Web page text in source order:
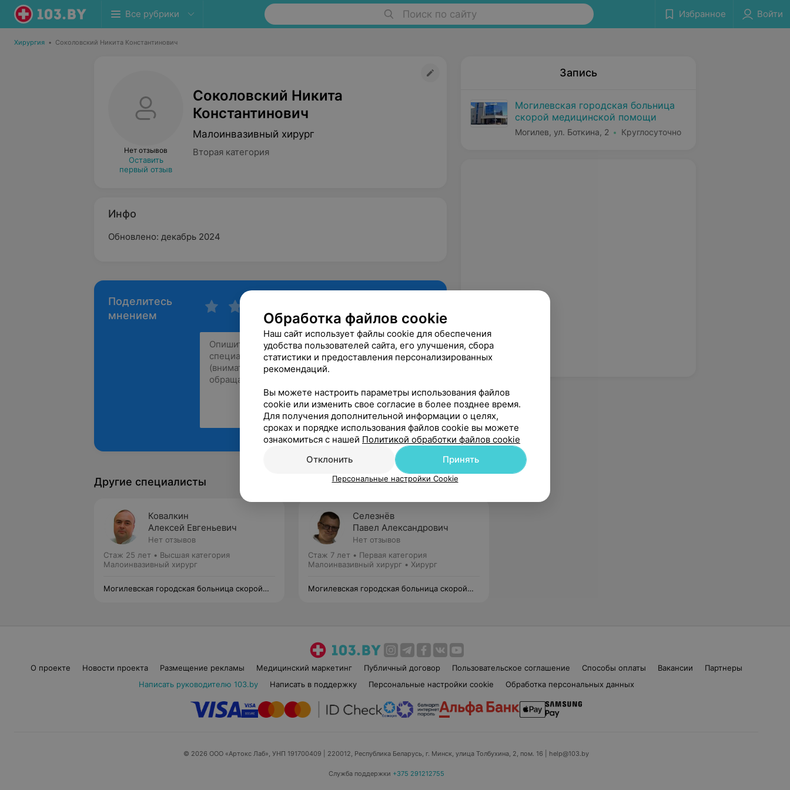
Все рубрики Поиск по сайту Избранное Войти
Хирургия • Соколовский Никита Константинович
Нет отзывов
Оставить
первый отзыв
Соколовский Никита
Константинович
Малоинвазивный хирург
Вторая категория
Инфо
Обновлено: декабрь 2024
Поделитесь
мнением
Рекомендую
Запись
Могилевская городская больница
скорой медицинской помощи
Могилев, ул. Боткина, 2 Круглосуточно
Другие специалисты
Ковалкин
Алексей Евгеньевич
Нет отзывов
Стаж 25 лет • Высшая категория
Малоинвазивный хирург
Могилевская городская больница скорой
Селезнёв
Павел Александрович
Нет отзывов
Стаж 7 лет • Первая категория
Малоинвазивный хирург • Хирург
Могилевская городская больница скорой
О проекте Новости проекта Размещение рекламы Медицинский маркетинг Публичный договор Пользовательское соглашение Способы оплаты Вакансии
Партнеры
Написать руководителю 103.by
Написать в поддержку Персональные настройки cookie Обработка персональных данных
© 2026 ООО «Артокс Лаб», УНП 191700409 | 220012, Республика Беларусь, г. Минск, улица Толбухина, 2, пом. 16 | help@103.by
Служба поддержки +375 291212755
Обработка файлов cookie
Наш сайт использует файлы cookie для обеспечения
удобства пользователей сайта, его улучшения, сбора
статистики и предоставления персонализированных
рекомендаций.
Вы можете настроить параметры использования файлов
cookie или изменить свое согласие в более позднее время.
Для получения дополнительной информации о целях,
сроках и порядке использования файлов cookie вы можете
ознакомиться с нашей Политикой обработки файлов cookie
Отклонить
Принять
Персональные настройки Cookie